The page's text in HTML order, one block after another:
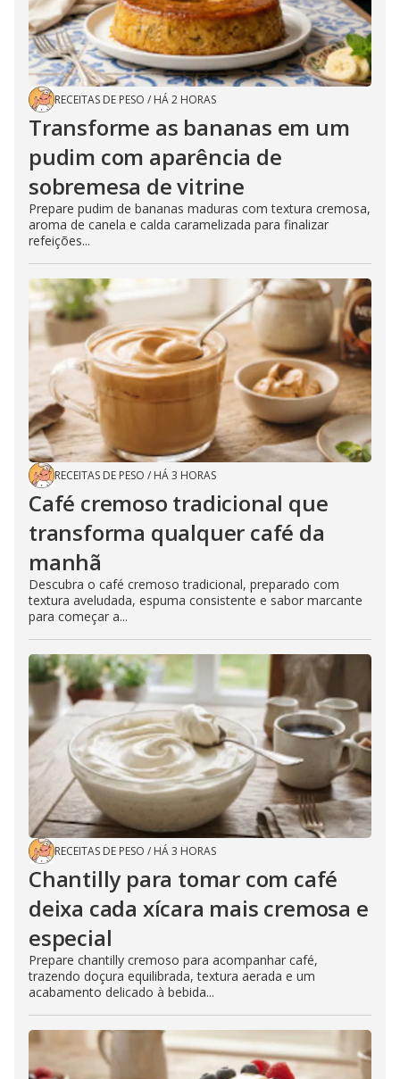
RECEITAS DE PESO / HÁ 2 HORAS
Transforme as bananas em um
pudim com aparência de
sobremesa de vitrine
Prepare pudim de bananas maduras com textura cremosa,
aroma de canela e calda caramelizada para finalizar
refeições...
RECEITAS DE PESO / HÁ 3 HORAS
Café cremoso tradicional que
transforma qualquer café da
manhã
Descubra o café cremoso tradicional, preparado com
textura aveludada, espuma consistente e sabor marcante
para começar a...
RECEITAS DE PESO / HÁ 3 HORAS
Chantilly para tomar com café
deixa cada xícara mais cremosa e
especial
Prepare chantilly cremoso para acompanhar café,
trazendo doçura equilibrada, textura aerada e um
acabamento delicado à bebida...